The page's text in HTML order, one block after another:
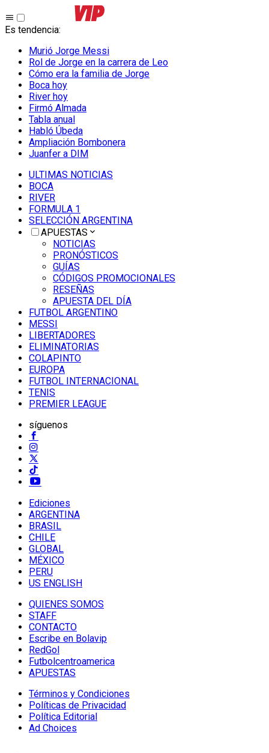
Es tendencia:
Murió Jorge Messi
Rol de Jorge en la carrera de Leo
Cómo era la familia de Jorge
Boca hoy
River hoy
Firmó Almada
Tabla anual
Habló Úbeda
Ampliación Bombonera
Juanfer a DIM
ULTIMAS NOTICIAS
BOCA
RIVER
FORMULA 1
SELECCIÓN ARGENTINA
APUESTAS
NOTICIAS
PRONÓSTICOS
GUÍAS
CÓDIGOS PROMOCIONALES
RESEÑAS
APUESTA DEL DÍA
FUTBOL ARGENTINO
MESSI
LIBERTADORES
ELIMINATORIAS
COLAPINTO
EUROPA
FUTBOL INTERNACIONAL
TENIS
PREMIER LEAGUE
síguenos
Ediciones
ARGENTINA
BRASIL
CHILE
GLOBAL
MÉXICO
PERU
US ENGLISH
QUIENES SOMOS
STAFF
CONTACTO
Escribe en Bolavip
RedGol
Futbolcentroamerica
APUESTAS
Términos y Condiciones
Políticas de Privacidad
Política Editorial
Ad Choices